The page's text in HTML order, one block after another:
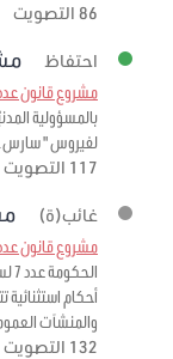
86 التصويت
احتفاظ
مشروع قانون عدد 2021/
بالمسؤولية
لفيروس " سارس – كوف - 2 " وجبر
117 التصويت
غائب(ة)
مشروع قانون عدد 2020/
أحكام
والمنشآت
132 التصويت